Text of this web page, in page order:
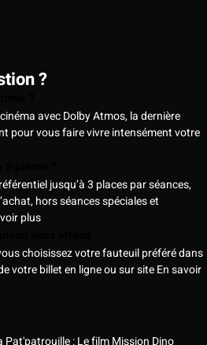
?
avec Dolby Atmos, la dernière
pour vous faire vivre intensément votre
jusqu’à 3 places par séances,
hors séances spéciales et
plus
choisissez votre fauteuil préféré dans
votre billet en ligne ou sur siteEn savoir
Pat'patrouille : Le film Mission Dino